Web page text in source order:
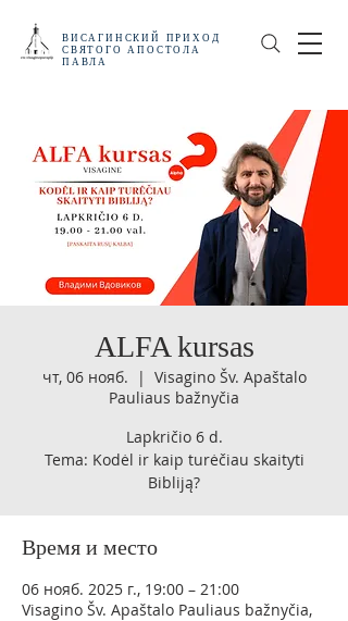
ВИСАГИНСКИЙ
ПРИХОД
СВЯТОГО АПОСТОЛА
ПАВЛА
ALFA kursas
чт, 06 нояб.
  |
Visagino Šv. Apaštalo
Pauliaus bažnyčia
Lapkričio 6 d.
Tema: Kodėl ir kaip turėčiau skaityti
Bibliją?
Время и место
06 нояб. 2025 г., 19:00 – 21:00
Visagino Šv. Apaštalo Pauliaus bažnyčia,